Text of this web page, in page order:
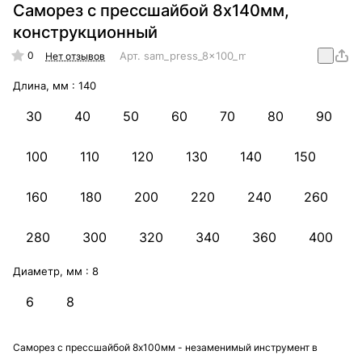
Саморез с прессшайбой 8х140мм,
конструкционный
0 Нет отзывов Арт. sam_press_8x100_mm_konstr
Длина, мм : 140
30 40 50 60 70 80 90
100 110 120 130 140 150
160 180 200 220 240 260
280 300 320 340 360 400
Диаметр, мм : 8
6 8
Саморез с прессшайбой 8х100мм - незаменимый инструмент в